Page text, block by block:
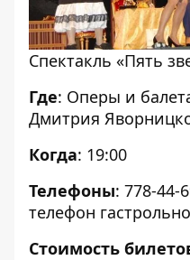
Спектакль «Пять
Где: Оперы и
Дмитрия
Когда: 19:00
Телефоны: 778-44-
телефон
Стоимость